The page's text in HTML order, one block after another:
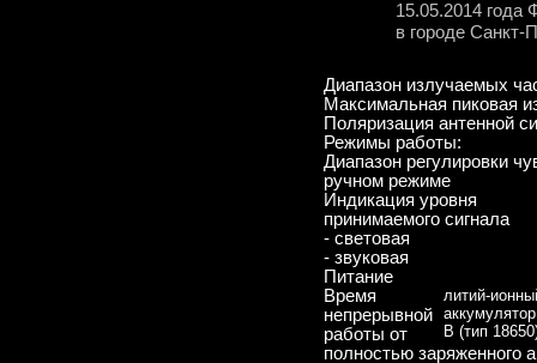
15.05.2014 года
в городе Санкт-
Диапазон излучаемых
Максимальная пиковая
Поляризация антенной
Режимы работы:
Диапазон регулировки
ручном режиме
Индикация уровня
принимаемого сигнала
- световая
- звуковая
Питание
литий-
B (тип
Время
непрерывной
работы от
полностью заряженного